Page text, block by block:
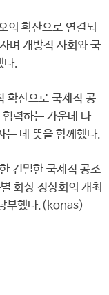
의 확산으로 연결되
며 개방적 사회와 국
다.
확산으로 국제적 공
력하는 가운데 다
는 데 뜻을 함께했다.
긴밀한 국제적 공조
화상 정상회의 개최
부했다.(konas)